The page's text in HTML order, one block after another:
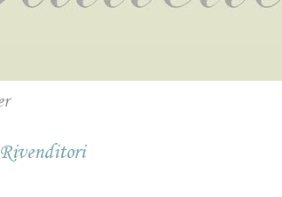
Rivenditori